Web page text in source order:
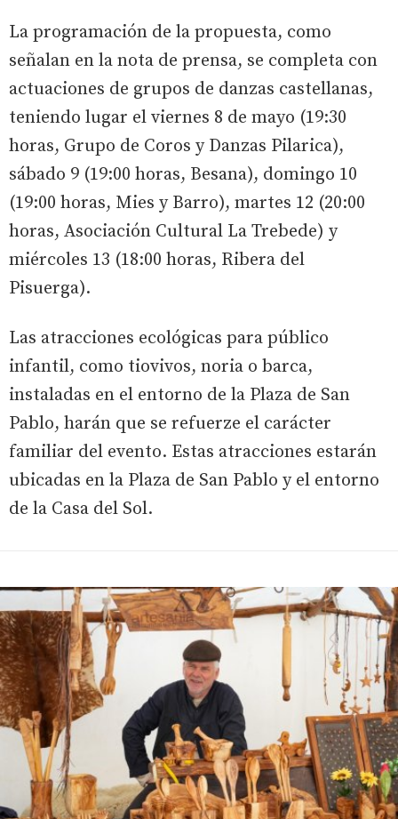
La programación de la propuesta, como
señalan en la nota de prensa, se completa con
actuaciones de grupos de danzas castellanas,
teniendo lugar el viernes 8 de mayo (19:30
horas, Grupo de Coros y Danzas Pilarica),
sábado 9 (19:00 horas, Besana), domingo 10
(19:00 horas, Mies y Barro), martes 12 (20:00
horas, Asociación Cultural La Trebede) y
miércoles 13 (18:00 horas, Ribera del
Pisuerga).
Las atracciones ecológicas para público
infantil, como tiovivos, noria o barca,
instaladas en el entorno de la Plaza de San
Pablo, harán que se refuerze el carácter
familiar del evento. Estas atracciones estarán
ubicadas en la Plaza de San Pablo y el entorno
de la Casa del Sol.